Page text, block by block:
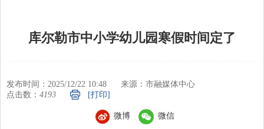
库尔勒市中小学幼儿园寒假时间定了
发布时间：2025/12/22 10:48
来源：市融媒体中心
点击数： 4193 [打印]
微博 微信